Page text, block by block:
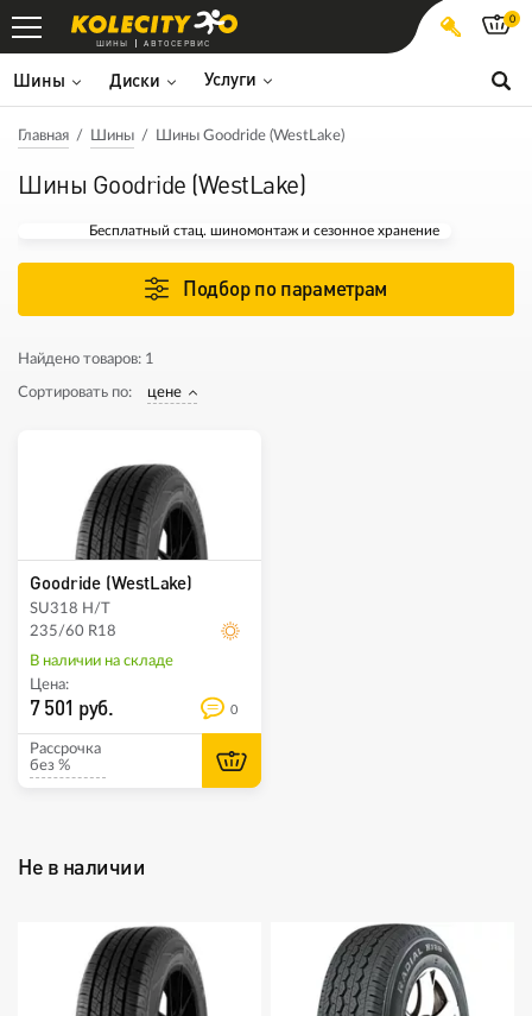
ШИНЫ АВТОСЕРВИС
Шины Диски Услуги
0
Главная Шины Шины Goodride (WestLake)
Шины Goodride (WestLake)
Бесплатный стац. шиномонтаж и сезонное хранение
Подбор по параметрам
Найдено товаров: 1
Сортировать по: цене
Goodride (WestLake)
SU318 H/T
235/60 R18
В наличии на складе
Цена:
7 501 руб. 0
Рассрочка
без %
Не в наличии